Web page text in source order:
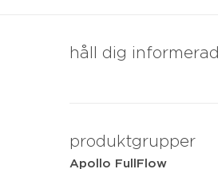
håll dig informerad
produktgrupper
Apollo FullFlow